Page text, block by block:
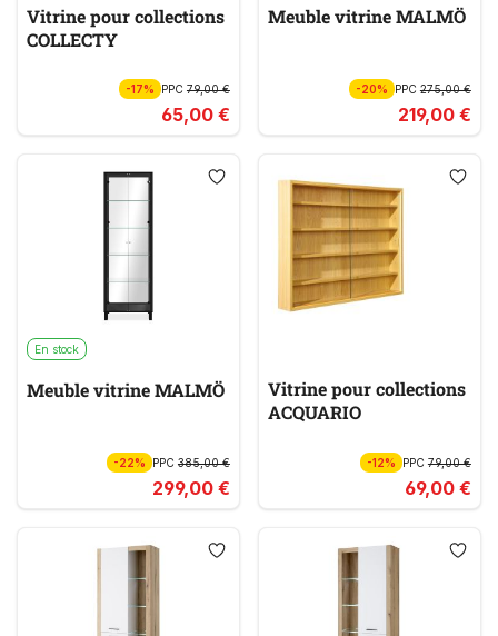
Vitrine pour collections
COLLECTY
-17% PPC 79,00 €
65,00 €
Meuble vitrine MALMÖ
-20% PPC275,00 €
219,00 €
En stock
Meuble vitrine MALMÖ
-22% PPC 385,00 €
299,00 €
Vitrine pour collections
ACQUARIO
-12% PPC79,00 €
69,00 €